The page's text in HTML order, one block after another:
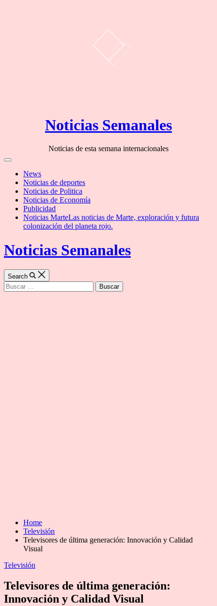
Noticias Semanales
Noticias de esta semana internacionales
Off
CanvasNews
Noticias de deportes
Noticias de Politica
Noticias de Economía
Publicidad
Noticias MarteLas noticias de Marte, exploración y futura
colonización del planeta rojo.
Noticias Semanales
Search
Buscar:
Home
Televisión
Televisores de última generación: Innovación y Calidad
Visual
Categories
Televisión
Televisores de última generación:
Innovación y Calidad Visual